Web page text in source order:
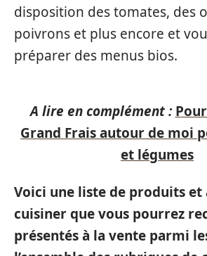
disposition des tomates, des
poivrons et plus encore et
préparer des menus bios.
A lire en complément :
Grand Frais autour de moi
et légumes
Voici une liste de produits
cuisiner que vous pourrez
présentés à la vente parmi